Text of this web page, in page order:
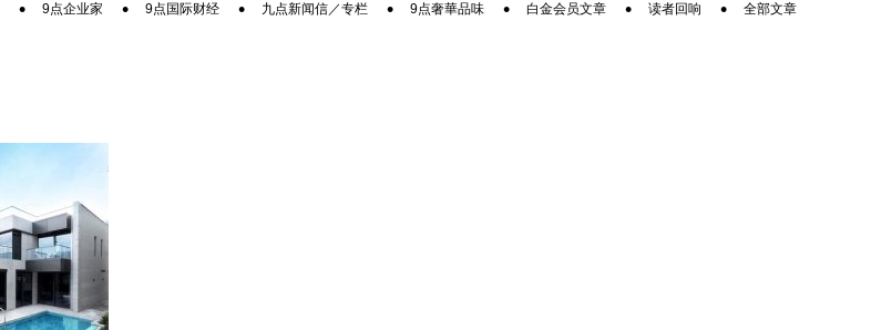
9点企业家 9点国际财经 九点新闻信／专栏 9点奢華品味 白金会员文章 读者回响 全部文章